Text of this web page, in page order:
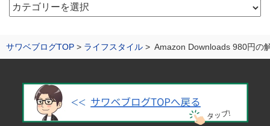
サワベブログTOP ライフスタイル Amazon Downloads 980円の
カ
リ